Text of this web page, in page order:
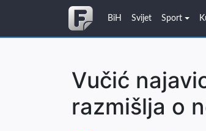
BiH Svijet Sport
Vučić
razmišlja o